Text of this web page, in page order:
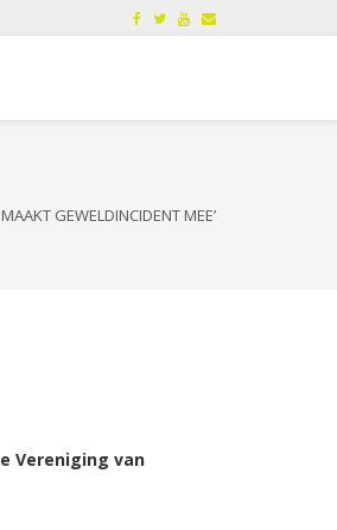
GEWELDINCIDENT MEE’
Vereniging van